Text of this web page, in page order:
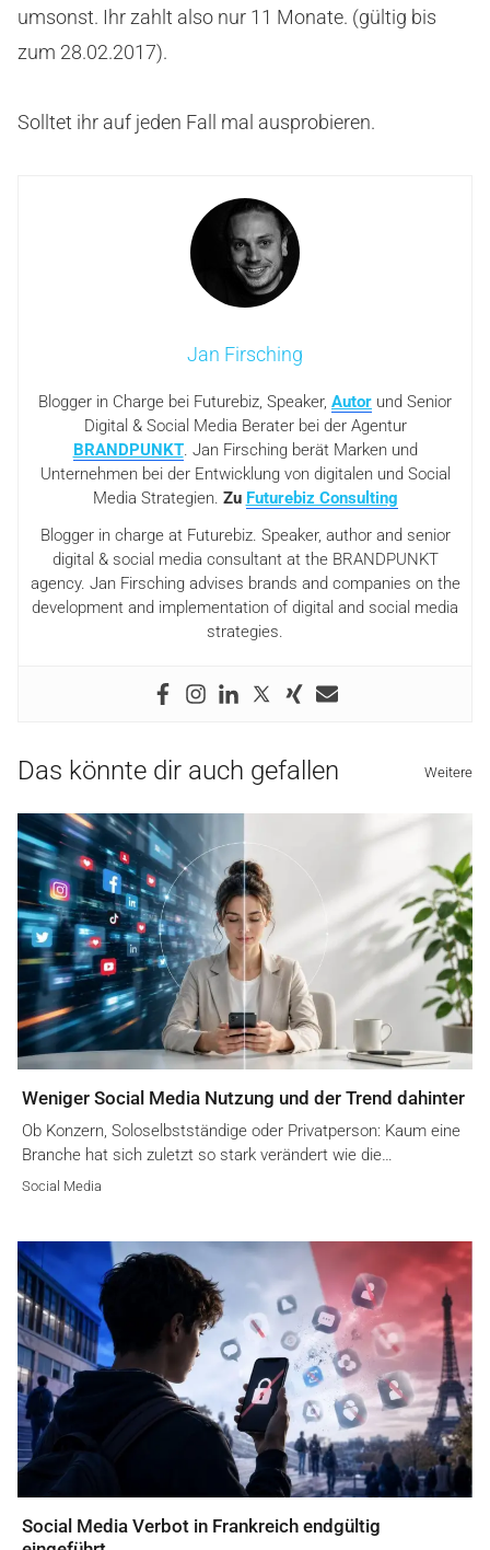
umsonst. Ihr zahlt also nur 11 Monate. (gültig bis
zum 28.02.2017).
Solltet ihr auf jeden Fall mal ausprobieren.
Jan Firsching
Blogger in Charge bei Futurebiz, Speaker, Autor und Senior
Digital & Social Media Berater bei der Agentur
BRANDPUNKT. Jan Firsching berät Marken und
Unternehmen bei der Entwicklung von digitalen und Social
Media Strategien. Zu Futurebiz Consulting
Blogger in charge at Futurebiz. Speaker, author and senior
digital & social media consultant at the BRANDPUNKT
agency. Jan Firsching advises brands and companies on the
development and implementation of digital and social media
strategies.
Das könnte dir auch gefallen Weitere
Weniger Social Media Nutzung und der Trend dahinter
Ob Konzern, Soloselbstständige oder Privatperson: Kaum eine
Branche hat sich zuletzt so stark verändert wie die…
Social Media
Social Media Verbot in Frankreich endgültig